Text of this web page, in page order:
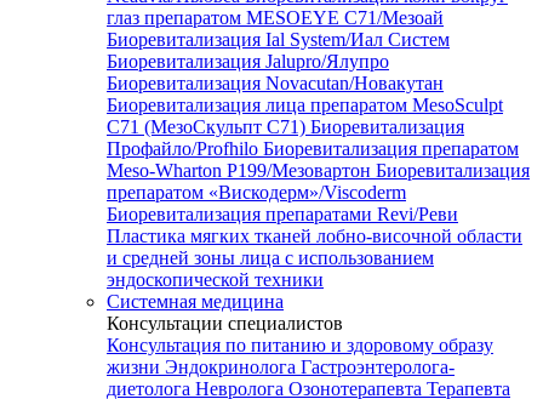
глаз препаратом MESOEYE C71/Мезоай
Биоревитализация Ial System/Иал Систем
Биоревитализация Jalupro/Ялупро
Биоревитализация Novacutan/Новакутан
Биоревитализация лица препаратом MesoSculpt
C71 (МезоСкульпт С71) Биоревитализация
Профайло/Profhilo Биоревитализация препаратом
Meso-Wharton P199/Мезовартон Биоревитализация
препаратом «Вискодерм»/Viscoderm
Биоревитализация препаратами Revi/Реви
Пластика мягких тканей лобно-височной области
и средней зоны лица с использованием
эндоскопической техники
Системная медицина
Консультации специалистов
Консультация по питанию и здоровому образу
жизни Эндокринолога Гастроэнтеролога-
диетолога Невролога Озонотерапевта Терапевта